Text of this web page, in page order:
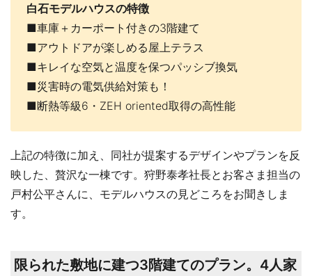
白石モデルハウスの特徴
■車庫＋カーポート付きの3階建て
■アウトドアが楽しめる屋上テラス
■キレイな空気と温度を保つパッシブ換気
■災害時の電気供給対策も！
■断熱等級6・ZEH oriented取得の高性能
上記の特徴に加え、同社が提案するデザインやプランを反
映した、贅沢な一棟です。狩野泰孝社長とお客さま担当の
戸村公平さんに、モデルハウスの見どころをお聞きしま
す。
限られた敷地に建つ3階建てのプラン。4人家